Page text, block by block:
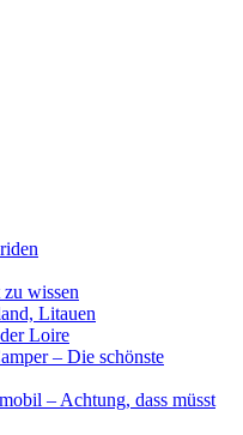
wissen
Litauen
Loire
– Die schönste
– Achtung, dass müsst